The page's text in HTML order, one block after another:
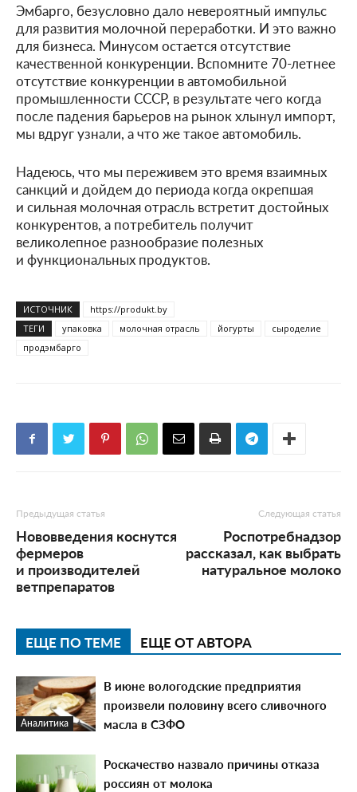
Эмбарго, безусловно дало невероятный импульс
для развития молочной переработки. И это важно
для бизнеса. Минусом остается отсутствие
качественной конкуренции. Вспомните 70-летнее
отсутствие конкуренции в автомобильной
промышленности СССР, в результате чего когда
после падения барьеров на рынок хлынул импорт,
мы вдруг узнали, а что же такое автомобиль.
Надеюсь, что мы переживем это время взаимных
санкций и дойдем до периода когда окрепшая
и сильная молочная отрасль встретит достойных
конкурентов, а потребитель получит
великолепное разнообразие полезных
и функциональных продуктов.
ИСТОЧНИК
https://produkt.by
ТЕГИ
упаковка молочная отрасль йогурты
сыроделие
продэмбарго
Предыдущая статья
Нововведения коснутся
фермеров
и производителей
ветпрепаратов
Следующая статья
Роспотребнадзор
рассказал, как выбрать
натуральное молоко
ЕЩЕ ПО ТЕМЕ ЕЩЕ ОТ АВТОРА
Аналитика
В июне вологодские предприятия
произвели половину всего сливочного
масла в СЗФО
Роскачество назвало причины отказа
россиян от молока